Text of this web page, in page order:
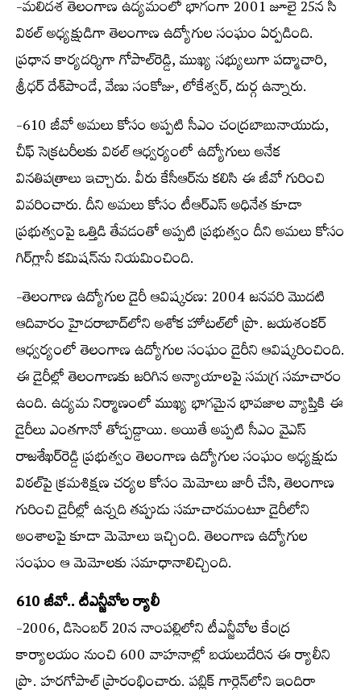
-మలిదశ తెలంగాణ ఉద్యమంలో భాగంగా 2001 జూలై 25న సీ
విఠల్ అధ్యక్షుడిగా తెలంగాణ ఉద్యోగుల సంఘం ఏర్పడింది.
ప్రధాన కార్యదర్శిగా గోపాల్‌రెడ్డి, ముఖ్య సభ్యులుగా పద్మాచారి,
శ్రీధర్ దేశ్‌పాండే, వేణు సంకోజు, లోకేశ్వర్, దుర్గ ఉన్నారు.
-610 జీవో అమలు కోసం అప్పటి సీఎం చంద్రబాబునాయుడు,
చీఫ్ సెక్రటరీలకు విఠల్ ఆధ్వర్యంలో ఉద్యోగులు అనేక
వినతిపత్రాలు ఇచ్చారు. వీరు కేసీఆర్‌ను కలిసి ఈ జీవో గురించి
వివరించారు. దీని అమలు కోసం టీఆర్‌ఎస్ అధినేత కూడా
ప్రభుత్వంపై ఒత్తిడి తేవడంతో అప్పటి ప్రభుత్వం దీని అమలు కోసం
గిర్‌గ్లానీ కమిషన్‌ను నియమించింది.
-తెలంగాణ ఉద్యోగుల డైరీ ఆవిష్కరణ: 2004 జనవరి మొదటి
ఆదివారం హైదరాబాద్‌లోని అశోక హోటల్‌లో ప్రొ. జయశంకర్
ఆధ్వర్యంలో తెలంగాణ ఉద్యోగుల సంఘం డైరీని ఆవిష్కరించింది.
ఈ డైరీల్లో తెలంగాణకు జరిగిన అన్యాయాలపై సమగ్ర సమాచారం
ఉంది. ఉద్యమ నిర్మాణంలో ముఖ్య భాగమైన భావజాల వ్యాప్తికి ఈ
డైరీలు ఎంతగానో తోడ్పడ్డాయి. అయితే అప్పటి సీఎం వైఎస్
రాజశేఖర్‌రెడ్డి ప్రభుత్వం తెలంగాణ ఉద్యోగుల సంఘం అధ్యక్షుడు
విఠల్‌పై క్రమశిక్షణ చర్యల కోసం మెమోలు జారీ చేసి, తెలంగాణ
గురించి డైరీల్లో ఉన్నది తప్పుడు సమాచారమంటూ డైరీలోని
అంశాలపై కూడా మెమోలు ఇచ్చింది. తెలంగాణ ఉద్యోగుల
సంఘం ఆ మెమోలకు సమాధానాలిచ్చింది.
610 జీవో.. టీఎన్జీవోల ర్యాలీ
-2006, డిసెంబర్ 20న నాంపల్లిలోని టీఎన్జీవోల కేంద్ర
కార్యాలయం నుంచి 600 వాహనాల్లో బయలుదేరిన ఈ ర్యాలీని
ప్రొ. హరగోపాల్ ప్రారంభించారు. పబ్లిక్ గార్డెన్‌లోని ఇందిరా